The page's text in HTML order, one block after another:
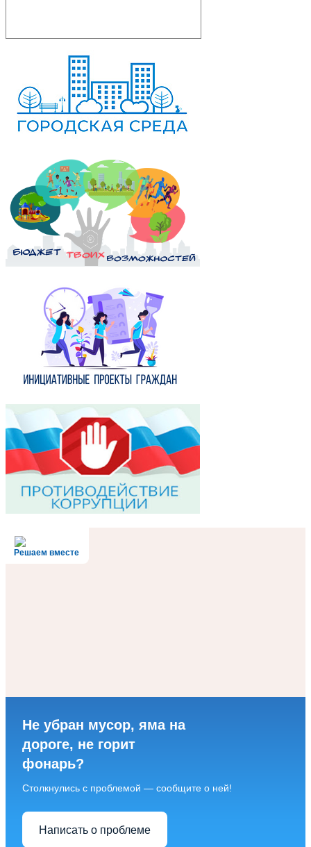
Решаем вместе
Не убран мусор, яма на
дороге, не горит
фонарь?
Столкнулись с проблемой — сообщите о ней!
Написать о проблеме